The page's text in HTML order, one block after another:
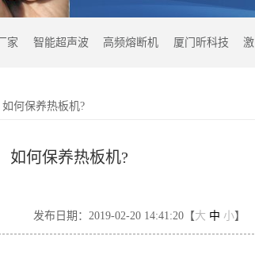
家 智能超声波 高频熔断机 厦门昕科技 激
如何保养热板机?
如何保养热板机?
发布日期：2019-02-20 14:41:20【大 中 小】